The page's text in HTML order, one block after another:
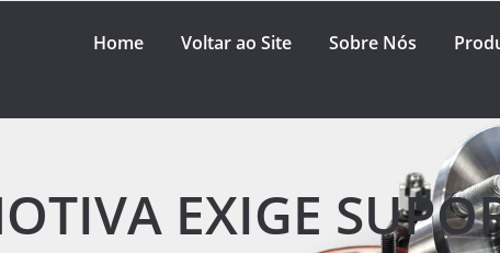
Home Voltar ao Site Sobre Nós
EXIGE